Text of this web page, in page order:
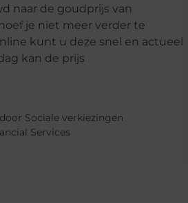
naar de goudprijs van
je niet meer verder te
kunt u deze snel en actueel
kan de prijs
Sociale verkiezingen
Services